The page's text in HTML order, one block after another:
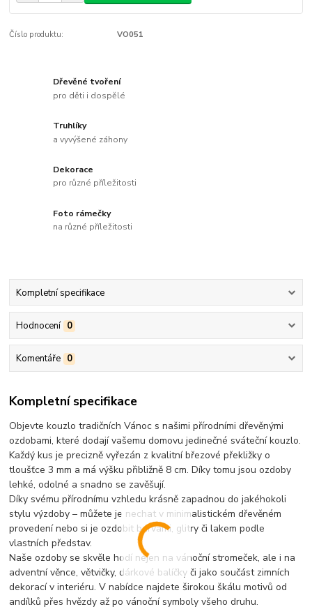
Číslo produktu: VO051
Dřevěné tvoření
pro děti i dospělé
Truhlíky
a vyvýšené záhony
Dekorace
pro různé příležitosti
Foto rámečky
na různé příležitosti
Kompletní specifikace
Hodnocení 0
Komentáře 0
Kompletní specifikace
Objevte kouzlo tradičních Vánoc s našimi přírodními dřevěnými
ozdobami, které dodají vašemu domovu jedinečné sváteční kouzlo.
Každý kus je precizně vyřezán z kvalitní březové překližky o
tloušťce 3 mm a má výšku přibližně 8 cm. Díky tomu jsou ozdoby
lehké, odolné a snadno se zavěšují.
Díky svému přírodnímu vzhledu krásně zapadnou do jakéhokoli
stylu výzdoby – můžete je nechat v minimalistickém dřevěném
provedení nebo si je ozdobit barvami, glitry či lakem podle
vlastních představ.
Naše ozdoby se skvěle hodí nejen na vánoční stromeček, ale i na
adventní věnce, větvičky, dárkové balíčky či jako součást zimních
dekorací v interiéru. V nabídce najdete širokou škálu motivů od
andílků přes hvězdy až po vánoční symboly všeho druhu.